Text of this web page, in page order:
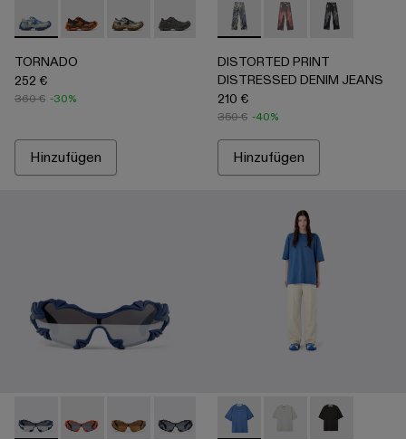
TORNADO - A500043-008 - Multicolor
TORNADO - A500043-009
TORNADO - A500043-007 - Multicolor
TORNADO - A500043-006 - Grey
TORNADO - A500043-002
TORNADO - A500043-
TORNADO
252 €
360 € -30%
Hinzufügen
DISTORTED PRINT
DISTORTED
DISTORTED PRINT
DISTRESSED DENIM JEANS
210 €
350 € -40%
Hinzufügen
TORMENTA - AS00008-003 - BLAU
TORMENTA - AS00008-004
TORMENTA - AS00008-002
TORMENTA - AS00008-001
LOGO BOXY T-SHIRT -
LOGO BOXY T-
LOGO BOXY